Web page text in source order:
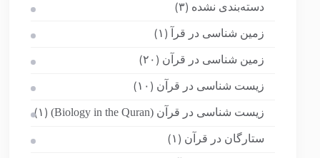
دسته‌بندی نشده (۳)
زمین شناسی در قرآ (۱)
زمین شناسی در قرآن (۲۰)
زیست شناسی در قرآن (۱۰)
زیست شناسی در قرآن (Biology in the Quran) (۱)
ستارگان در قرآن (۱)